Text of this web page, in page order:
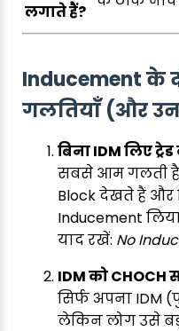
लगाते हैं?
Inducement के
गलतियाँ (और
बिना IDM लिए
सबसे आम गलती
Block देखते हैं और
Inducement
याद रखें: No
IDM को
सिर्फ अपना
लेकिन लोग उसे